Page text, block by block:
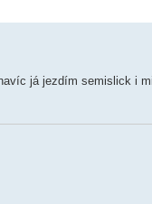
já jezdím semislick i